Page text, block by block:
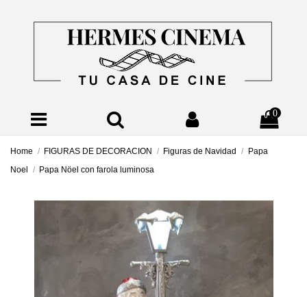
0
Home FIGURAS DE DECORACION Figuras de Navidad
Papa
Noel
Papa Nöel con farola luminosa